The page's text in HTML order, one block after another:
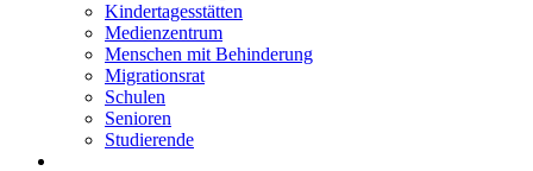
Kindertagesstätten
Medienzentrum
Menschen mit Behinderung
Migrationsrat
Schulen
Senioren
Studierende